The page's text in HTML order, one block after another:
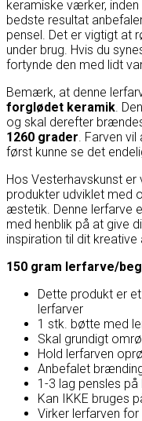
keramiske værker,
bedste resultat
pensel. Det er vigtigt at
under brug. Hvis du
fortynde den med lidt
Bemærk, at denne
forglødet keramik .
og skal derefter
1260 grader . Farven
først kunne se det
Hos Vesterhavskunst
produkter udviklet med
æstetik. Denne lerfarve
med henblik på at give
inspiration til dit kreative
150 gram lerfarve/
Dette produkt er
lerfarver
1 stk. bøtte med
Skal grundigt
Hold lerfarven
Anbefalet
1-3 lag pensles
Kan IKKE bruges
Virker lerfarven